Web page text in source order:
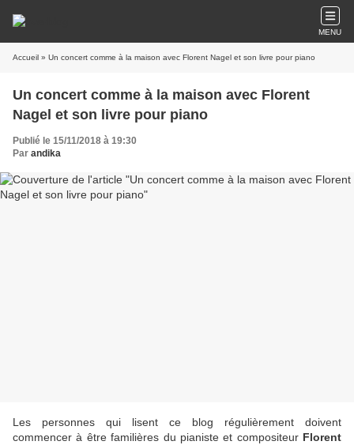
MENU
Accueil » Un concert comme à la maison avec Florent Nagel et son livre pour piano
Un concert comme à la maison avec Florent
Nagel et son livre pour piano
Publié le 15/11/2018 à 19:30
Par andika
Les personnes qui lisent ce blog régulièrement doivent
commencer à être familières du pianiste et compositeur Florent